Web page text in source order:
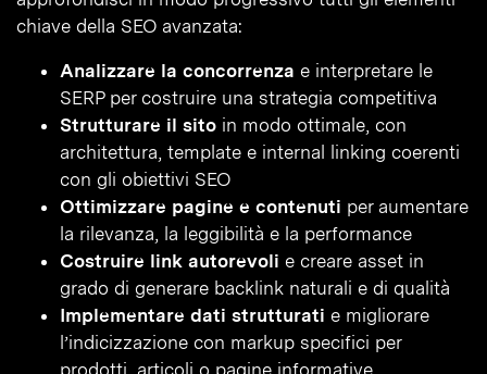
chiave della SEO avanzata:
Analizzare la concorrenza e interpretare le
SERP per costruire una strategia competitiva
Strutturare il sito in modo ottimale, con
architettura, template e internal linking coerenti
con gli obiettivi SEO
Ottimizzare pagine e contenuti per aumentare
la rilevanza, la leggibilità e la performance
Costruire link autorevoli e creare asset in
grado di generare backlink naturali e di qualità
Implementare dati strutturati e migliorare
l’indicizzazione con markup specifici per